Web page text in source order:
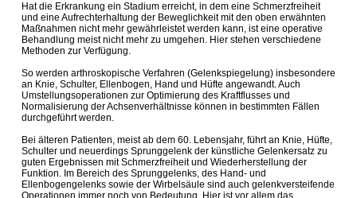
Hat die Erkrankung ein Stadium erreicht, in dem eine Schmerzfreiheit
und eine Aufrechterhaltung der Beweglichkeit mit den oben erwähnten
Maßnahmen nicht mehr gewährleistet werden kann, ist eine operative
Behandlung meist nicht mehr zu umgehen. Hier stehen verschiedene
Methoden zur Verfügung.
So werden arthroskopische Verfahren (Gelenkspiegelung) insbesondere
an Knie, Schulter, Ellenbogen, Hand und Hüfte angewandt. Auch
Umstellungs­operationen zur Optimierung des Kraftflusses und
Normalisierung der Achsenverhältnisse können in bestimmten Fällen
durchgeführt werden.
Bei älteren Patienten, meist ab dem 60. Lebensjahr, führt an Knie, Hüfte,
Schulter und neuerdings Sprunggelenk der künstliche Gelenkersatz zu
guten Ergebnissen mit Schmerz­freiheit und Wiederherstellung der
Funktion. Im Bereich des Sprungge­lenks, des Hand- und
Ellenbogengelenks sowie der Wirbelsäule sind auch gelenkversteifende
Operationen immer noch von Bedeutung. Hier ist vor allem das